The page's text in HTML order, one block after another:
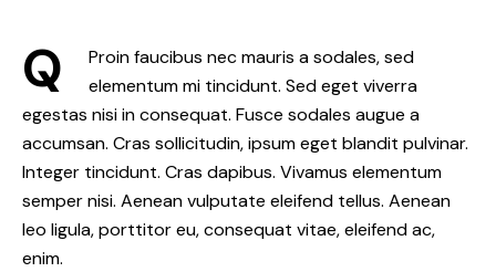
Q
Proin faucibus nec mauris a sodales, sed
elementum mi tincidunt. Sed eget viverra
egestas nisi in consequat. Fusce sodales augue a
accumsan. Cras sollicitudin, ipsum eget blandit pulvinar.
Integer tincidunt. Cras dapibus. Vivamus elementum
semper nisi. Aenean vulputate eleifend tellus. Aenean
leo ligula, porttitor eu, consequat vitae, eleifend ac,
enim.